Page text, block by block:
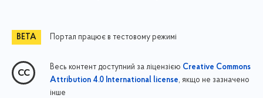
Портал працює в тестовому режимі
Весь контент доступний за ліцензією Creative Commons
Attribution 4.0 International license, якщо не зазначено
інше